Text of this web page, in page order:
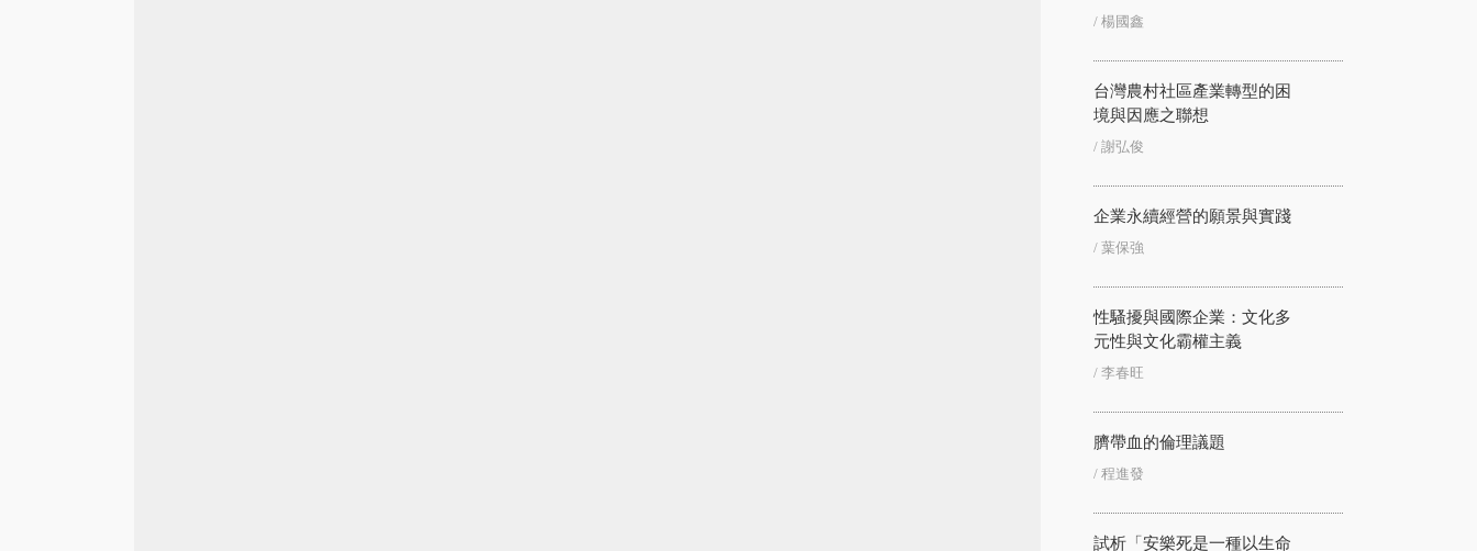
/ 楊國鑫
台灣農村社區產業轉型的困
境與因應之聯想
/ 謝弘俊
企業永續經營的願景與實踐
/ 葉保強
性騷擾與國際企業：文化多
元性與文化霸權主義
/ 李春旺
臍帶血的倫理議題
/ 程進發
試析「安樂死是一種以生命